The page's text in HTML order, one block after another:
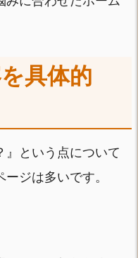
具体的
』という点について
ジは多いです。